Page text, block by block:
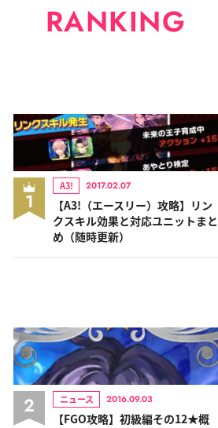
RANKING
1
A3! 2017.02.07
【A3!（エースリー）攻略】リン
クスキル効果と対応ユニットまと
め（随時更新）
2 ニュース 2016.09.03
【FGO攻略】初級編その12★概